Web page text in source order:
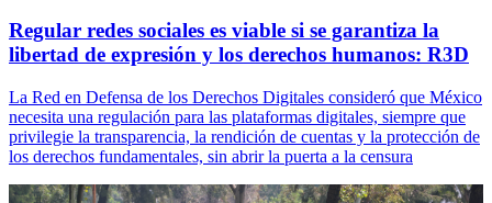
Regular redes sociales es viable si se garantiza la
libertad de expresión y los derechos humanos: R3D
La Red en Defensa de los Derechos Digitales consideró que México
necesita una regulación para las plataformas digitales, siempre que
privilegie la transparencia, la rendición de cuentas y la protección de
los derechos fundamentales, sin abrir la puerta a la censura